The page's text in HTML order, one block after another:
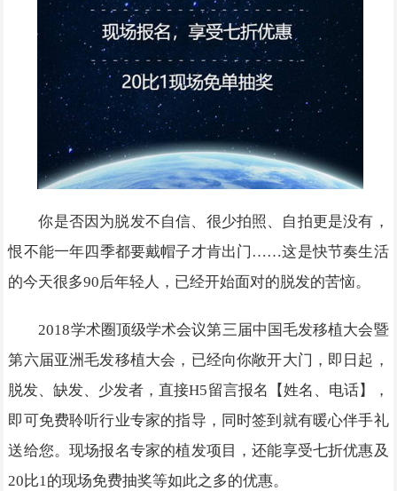
你是否因为脱发不自信、很少拍照、自拍更是没有，
恨不能一年四季都要戴帽子才肯出门……这是快节奏生活
的今天很多90后年轻人，已经开始面对的脱发的苦恼。
2018学术圈顶级学术会议第三届中国毛发移植大会暨
第六届亚洲毛发移植大会，已经向你敞开大门，即日起，
脱发、缺发、少发者，直接H5留言报名【姓名、电话】，
即可免费聆听行业专家的指导，同时签到就有暖心伴手礼
送给您。现场报名专家的植发项目，还能享受七折优惠及
20比1的现场免费抽奖等如此之多的优惠。